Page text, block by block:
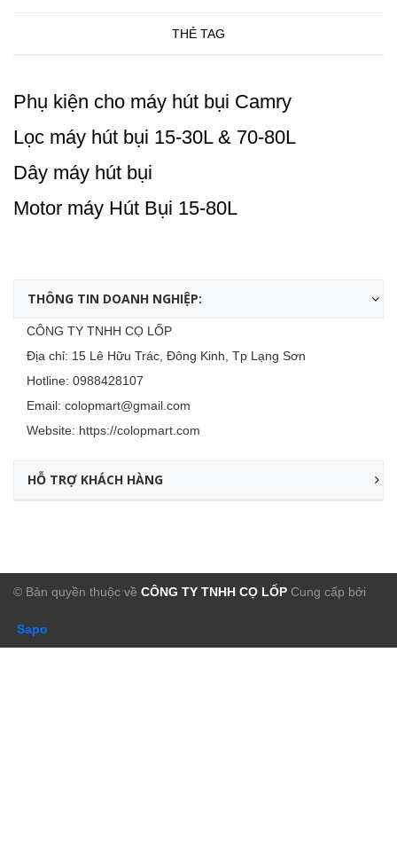
THẺ TAG
Phụ kiện cho máy hút bụi Camry
Lọc máy hút bụi 15-30L & 70-80L
Dây máy hút bụi
Motor máy Hút Bụi 15-80L
THÔNG TIN DOANH NGHIỆP:
CÔNG TY TNHH CỌ LỐP
Địa chỉ: 15 Lê Hữu Trác, Đông Kinh, Tp Lạng Sơn
Hotline: 0988428107
Email: colopmart@gmail.com
Website: https://colopmart.com
HỖ TRỢ KHÁCH HÀNG
© Bản quyền thuộc về CÔNG TY TNHH CỌ LỐP Cung cấp bởi
Sapo